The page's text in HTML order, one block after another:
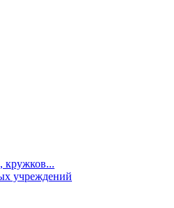
кружков...
учреждений